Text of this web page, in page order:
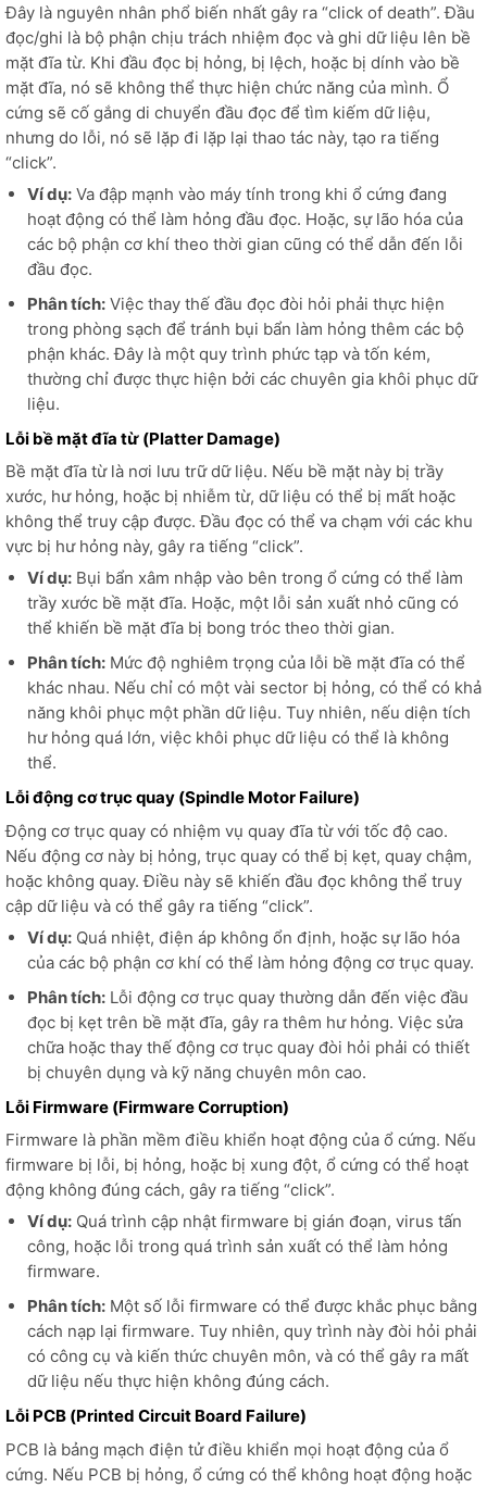
Đây là nguyên nhân phổ biến nhất gây ra “click of death”. Đầu
đọc/ghi là bộ phận chịu trách nhiệm đọc và ghi dữ liệu lên bề
mặt đĩa từ. Khi đầu đọc bị hỏng, bị lệch, hoặc bị dính vào bề
mặt đĩa, nó sẽ không thể thực hiện chức năng của mình. Ổ
cứng sẽ cố gắng di chuyển đầu đọc để tìm kiếm dữ liệu,
nhưng do lỗi, nó sẽ lặp đi lặp lại thao tác này, tạo ra tiếng
“click”.
Ví dụ:Va đập mạnh vào máy tính trong khi ổ cứng đang
hoạt động có thể làm hỏng đầu đọc. Hoặc, sự lão hóa của
các bộ phận cơ khí theo thời gian cũng có thể dẫn đến lỗi
đầu đọc.
Phân tích:Việc thay thế đầu đọc đòi hỏi phải thực hiện
trong phòng sạch để tránh bụi bẩn làm hỏng thêm các bộ
phận khác. Đây là một quy trình phức tạp và tốn kém,
thường chỉ được thực hiện bởi các chuyên gia khôi phục dữ
liệu.
Lỗi bề mặt đĩa từ (Platter Damage)
Bề mặt đĩa từ là nơi lưu trữ dữ liệu. Nếu bề mặt này bị trầy
xước, hư hỏng, hoặc bị nhiễm từ, dữ liệu có thể bị mất hoặc
không thể truy cập được. Đầu đọc có thể va chạm với các khu
vực bị hư hỏng này, gây ra tiếng “click”.
Ví dụ:Bụi bẩn xâm nhập vào bên trong ổ cứng có thể làm
trầy xước bề mặt đĩa. Hoặc, một lỗi sản xuất nhỏ cũng có
thể khiến bề mặt đĩa bị bong tróc theo thời gian.
Phân tích:Mức độ nghiêm trọng của lỗi bề mặt đĩa có thể
khác nhau. Nếu chỉ có một vài sector bị hỏng, có thể có khả
năng khôi phục một phần dữ liệu. Tuy nhiên, nếu diện tích
hư hỏng quá lớn, việc khôi phục dữ liệu có thể là không
thể.
Lỗi động cơ trục quay (Spindle Motor Failure)
Động cơ trục quay có nhiệm vụ quay đĩa từ với tốc độ cao.
Nếu động cơ này bị hỏng, trục quay có thể bị kẹt, quay chậm,
hoặc không quay. Điều này sẽ khiến đầu đọc không thể truy
cập dữ liệu và có thể gây ra tiếng “click”.
Ví dụ:Quá nhiệt, điện áp không ổn định, hoặc sự lão hóa
của các bộ phận cơ khí có thể làm hỏng động cơ trục quay.
Phân tích:Lỗi động cơ trục quay thường dẫn đến việc đầu
đọc bị kẹt trên bề mặt đĩa, gây ra thêm hư hỏng. Việc sửa
chữa hoặc thay thế động cơ trục quay đòi hỏi phải có thiết
bị chuyên dụng và kỹ năng chuyên môn cao.
Lỗi Firmware (Firmware Corruption)
Firmware là phần mềm điều khiển hoạt động của ổ cứng. Nếu
firmware bị lỗi, bị hỏng, hoặc bị xung đột, ổ cứng có thể hoạt
động không đúng cách, gây ra tiếng “click”.
Ví dụ:Quá trình cập nhật firmware bị gián đoạn, virus tấn
công, hoặc lỗi trong quá trình sản xuất có thể làm hỏng
firmware.
Phân tích:Một số lỗi firmware có thể được khắc phục bằng
cách nạp lại firmware. Tuy nhiên, quy trình này đòi hỏi phải
có công cụ và kiến thức chuyên môn, và có thể gây ra mất
dữ liệu nếu thực hiện không đúng cách.
Lỗi PCB (Printed Circuit Board Failure)
PCB là bảng mạch điện tử điều khiển mọi hoạt động của ổ
cứng. Nếu PCB bị hỏng, ổ cứng có thể không hoạt động hoặc